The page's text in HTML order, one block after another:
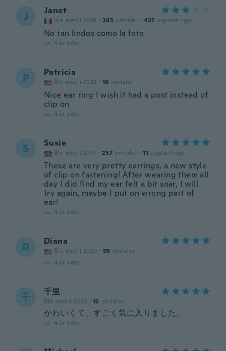
J Janet
Ble med i 2018 · 285 omtaler · 437 opplastinger
No tan lindos como la foto
ca. 4 år siden
P Patricia
Ble med i 2022 · 16 omtaler
Nice ear ring I wish it had a post instead of
clip on
ca. 4 år siden
S Susie
Ble med i 2017 · 257 omtaler · 11 opplastinger
These are very pretty earrings, a new style
of clip on fastening! After wearing them all
day I did find my ear felt a bit soar, I will
try again, maybe I put on wrong part of
ear!
ca. 4 år siden
D Diana
Ble med i 2020 · 95 omtaler
ca. 4 år siden
千 千里
Ble med i 2020 · 15 omtaler
かわいくて、すごく気に入りました。
ca. 4 år siden